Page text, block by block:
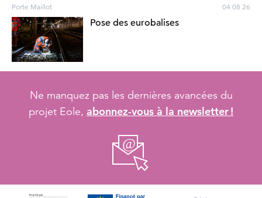
Porte Maillot 04 08 26
Pose des eurobalises
Ne manquez pas les dernières avancées du
projet Eole, abonnez-vous à la newsletter !